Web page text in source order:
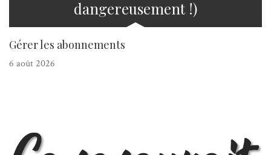
dangereusement !)
Gérer les abonnements
6 août 2026